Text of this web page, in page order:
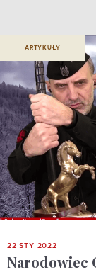
ARTYKUŁY
22 STY 2022
Narodowiec